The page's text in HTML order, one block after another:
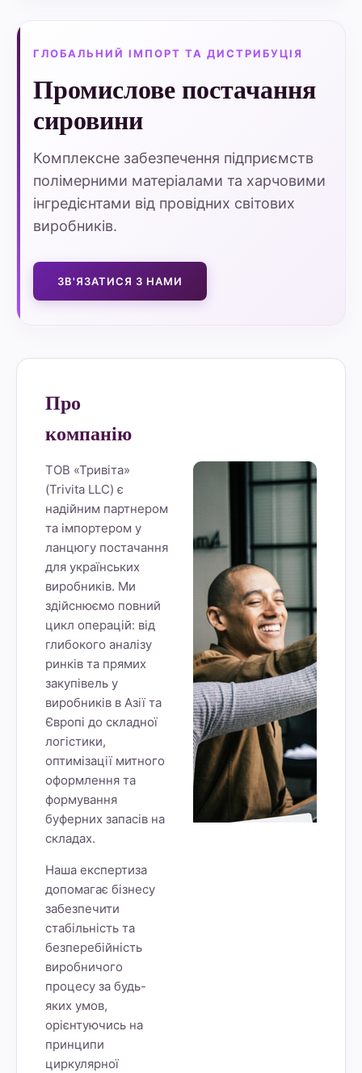
ГЛОБАЛЬНИЙ ІМПОРТ ТА ДИСТРИБУЦІЯ
Промислове постачання
сировини
Комплексне забезпечення підприємств
полімерними матеріалами та харчовими
інгредієнтами від провідних світових
виробників.
ЗВ'ЯЗАТИСЯ З НАМИ
Про
компанію
ТОВ «Тривіта»
(Trivita LLC) є
надійним партнером
та імпортером у
ланцюгу постачання
для українських
виробників. Ми
здійснюємо повний
цикл операцій: від
глибокого аналізу
ринків та прямих
закупівель у
виробників в Азії та
Європі до складної
логістики,
оптимізації митного
оформлення та
формування
буферних запасів на
складах.
Наша експертиза
допомагає бізнесу
забезпечити
стабільність та
безперебійність
виробничого
процесу за будь-
яких умов,
орієнтуючись на
принципи
циркулярної